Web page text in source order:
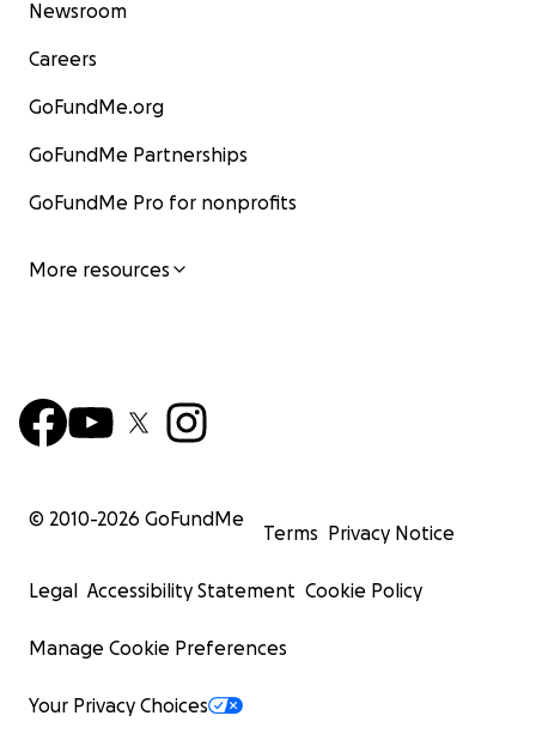
Newsroom
Careers
GoFundMe.org
GoFundMe Partnerships
GoFundMe Pro for nonprofits
More resources
© 2010-2026 GoFundMe
Terms Privacy Notice
Legal Accessibility Statement Cookie Policy
Manage Cookie Preferences
Your Privacy Choices